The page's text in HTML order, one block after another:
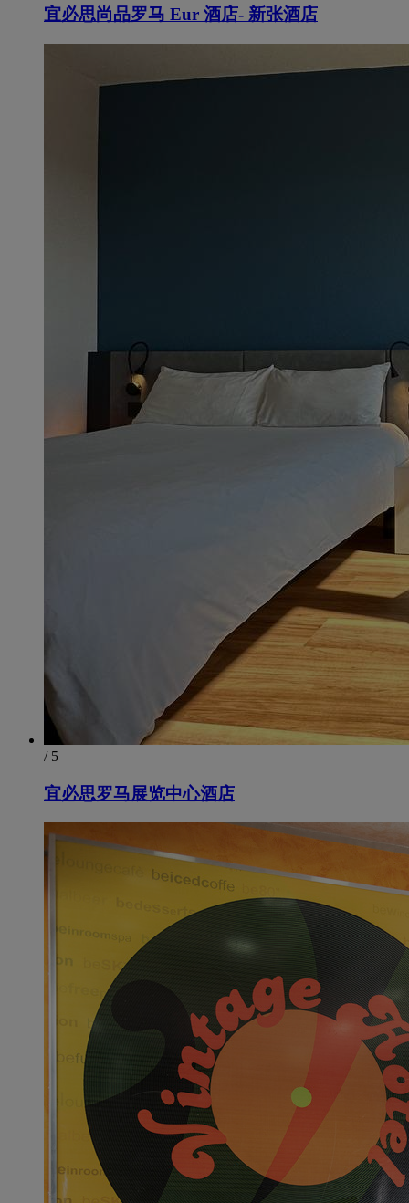
宜必思尚品罗马 Eur 酒店- 新张酒店
/ 5
宜必思罗马展览中心酒店